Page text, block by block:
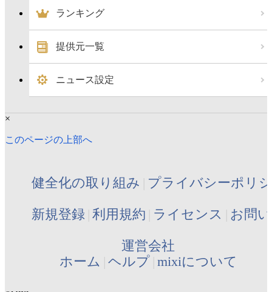
ランキング
提供元一覧
ニュース設定
×
このページの上部へ
健全化の取り組み プライバシーポリ
新規登録 利用規約 ライセンス お問
運営会社
ホーム ヘルプ mixiについて